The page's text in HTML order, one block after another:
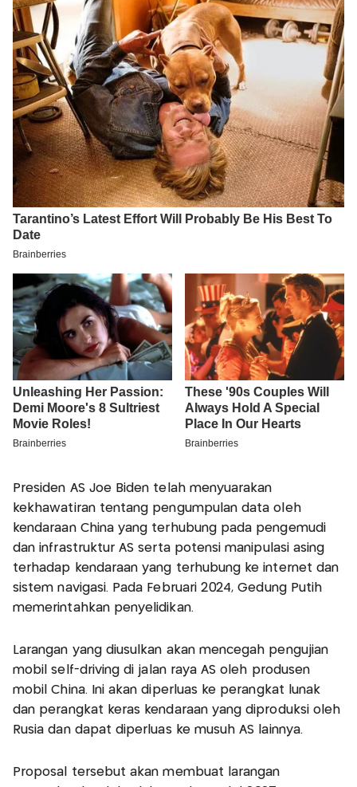
Presiden AS Joe Biden telah menyuarakan
kekhawatiran tentang pengumpulan data oleh
kendaraan China yang terhubung pada pengemudi
dan infrastruktur AS serta potensi manipulasi asing
terhadap kendaraan yang terhubung ke internet dan
sistem navigasi. Pada Februari 2024, Gedung Putih
memerintahkan penyelidikan.
Larangan yang diusulkan akan mencegah pengujian
mobil self-driving di jalan raya AS oleh produsen
mobil China. Ini akan diperluas ke perangkat lunak
dan perangkat keras kendaraan yang diproduksi oleh
Rusia dan dapat diperluas ke musuh AS lainnya.
Proposal tersebut akan membuat larangan